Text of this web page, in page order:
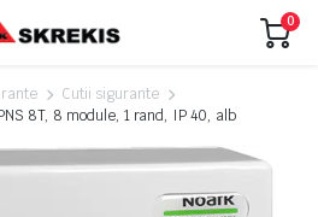
0
Cutii sigurante
8T, 8 module, 1 rand, IP 40, alb